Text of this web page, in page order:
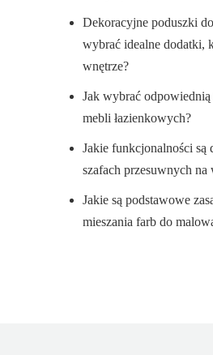
Dekoracyjne poduszki
wybrać idealne dodatki,
wnętrze?
Jak wybrać
mebli łazienkowych?
Jakie funkcjonalności są
szafach przesuwnych na
Jakie są podstawowe
mieszania farb do